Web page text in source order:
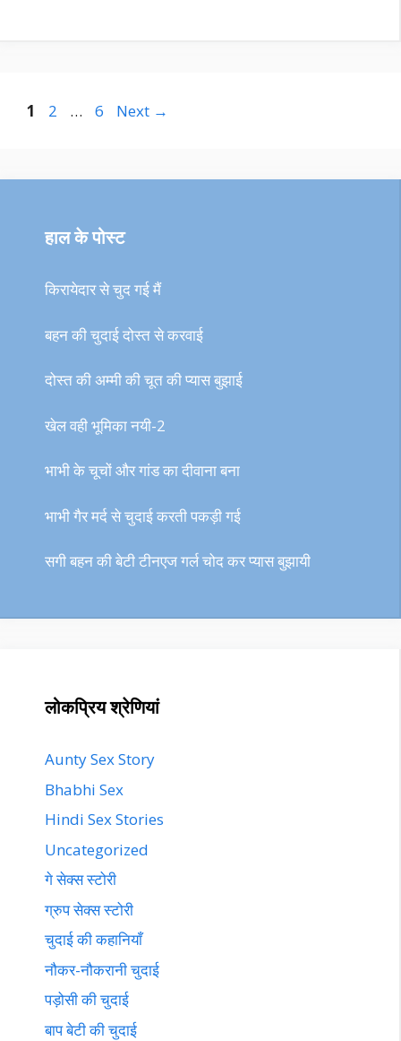
Page
1 Page
2 … Page
6 Next →
हाल के पोस्ट
किरायेदार से चुद गई मैं
बहन की चुदाई दोस्त से करवाई
दोस्त की अम्मी की चूत की प्यास बुझाई
खेल वही भूमिका नयी-2
भाभी के चूचों और गांड का दीवाना बना
भाभी गैर मर्द से चुदाई करती पकड़ी गई
सगी बहन की बेटी टीनएज गर्ल चोद कर प्यास बुझायी
लोकप्रिय श्रेणियां
Aunty Sex Story
Bhabhi Sex
Hindi Sex Stories
Uncategorized
गे सेक्स स्टोरी
ग्रुप सेक्स स्टोरी
चुदाई की कहानियाँ
नौकर-नौकरानी चुदाई
पड़ोसी की चुदाई
बाप बेटी की चुदाई